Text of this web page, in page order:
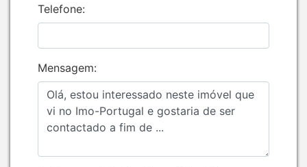
Telefone:
Mensagem: